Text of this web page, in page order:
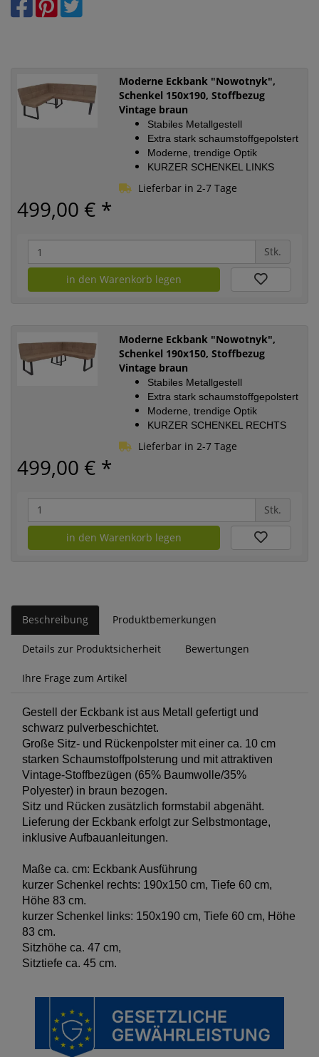
Moderne Eckbank "Nowotnyk",
Schenkel 150x190, Stoffbezug
Vintage braun
Stabiles Metallgestell
Extra stark schaumstoffgepolstert
Moderne, trendige Optik
KURZER SCHENKEL LINKS
Lieferbar in 2-7 Tage
499,00 € *
Stk.
in den Warenkorb legen
Moderne Eckbank "Nowotnyk",
Schenkel 190x150, Stoffbezug
Vintage braun
Stabiles Metallgestell
Extra stark schaumstoffgepolstert
Moderne, trendige Optik
KURZER SCHENKEL RECHTS
Lieferbar in 2-7 Tage
499,00 € *
Stk.
in den Warenkorb legen
Beschreibung Produktbemerkungen
Details zur Produktsicherheit Bewertungen
Ihre Frage zum Artikel
Gestell der Eckbank ist aus Metall gefertigt und
schwarz pulverbeschichtet.
Große Sitz- und Rückenpolster mit einer ca. 10 cm
starken Schaumstoffpolsterung und mit attraktiven
Vintage-Stoffbezügen (65% Baumwolle/35%
Polyester) in braun bezogen.
Sitz und Rücken zusätzlich formstabil abgenäht.
Lieferung der Eckbank erfolgt zur Selbstmontage,
inklusive Aufbauanleitungen.
Maße ca. cm: Eckbank Ausführung
kurzer Schenkel rechts: 190x150 cm, Tiefe 60 cm,
Höhe 83 cm.
kurzer Schenkel links: 150x190 cm, Tiefe 60 cm, Höhe
83 cm.
Sitzhöhe ca. 47 cm,
Sitztiefe ca. 45 cm.